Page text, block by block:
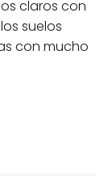
claros con
suelos
con mucho